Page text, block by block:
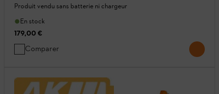
Produit vendu sans batterie ni chargeur
En stock
179,00 €
Comparer